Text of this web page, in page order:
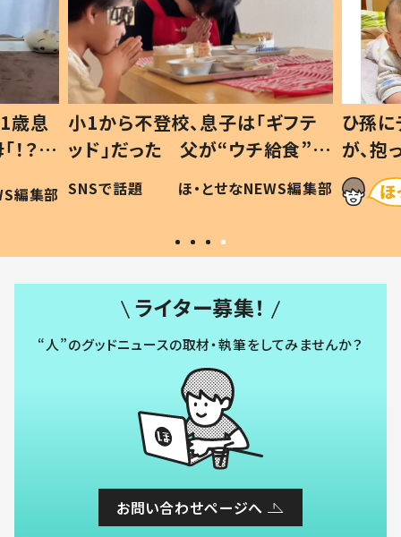
歳息
？」
編集部
小1から不登校、息子は「ギフテ
ッド」だった 父が“ウチ給食”を
作り続ける理由とは #令和の親
#令和の子
SNSで話題 ほ・とせなNEWS編集部
ひ孫
が、
「涙が
い」
ライター募集！
“人”のグッドニュースの取材・執筆をしてみませんか？
お問い合わせページへ